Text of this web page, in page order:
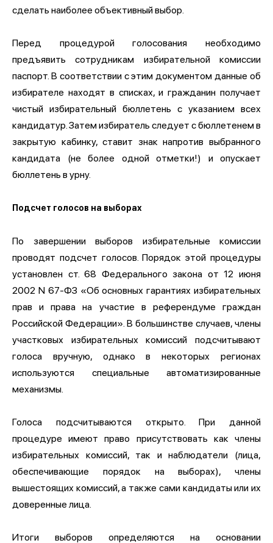
сделать наиболее объективный выбор.
Перед процедурой голосования необходимо
предъявить сотрудникам избирательной комиссии
паспорт. В соответствии с этим документом данные об
избирателе находят в списках, и гражданин получает
чистый избирательный бюллетень с указанием всех
кандидатур. Затем избиратель следует с бюллетенем в
закрытую кабинку, ставит знак напротив выбранного
кандидата (не более одной отметки!) и опускает
бюллетень в урну.
Подсчет голосов на выборах
По завершении выборов избирательные комиссии
проводят подсчет голосов. Порядок этой процедуры
установлен ст. 68 Федерального закона от 12 июня
2002 N 67-ФЗ «Об основных гарантиях избирательных
прав и права на участие в референдуме граждан
Российской Федерации». В большинстве случаев, члены
участковых избирательных комиссий подсчитывают
голоса вручную, однако в некоторых регионах
используются специальные автоматизированные
механизмы.
Голоса подсчитываются открыто. При данной
процедуре имеют право присутствовать как члены
избирательных комиссий, так и наблюдатели (лица,
обеспечивающие порядок на выборах), члены
вышестоящих комиссий, а также сами кандидаты или их
доверенные лица.
Итоги выборов определяются на основании